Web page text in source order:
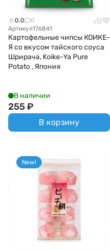
0.0
0
Артикул176841
Картофельные чипсы КОИКЕ-
Я со вкусом тайского соуса
Шрирача, Koike-Ya Pure
Potato , Япония
В наличии
255₽
В корзину
New!